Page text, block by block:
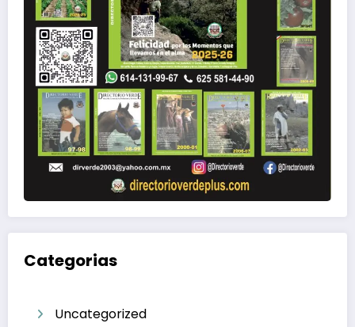
Categorias
Uncategorized